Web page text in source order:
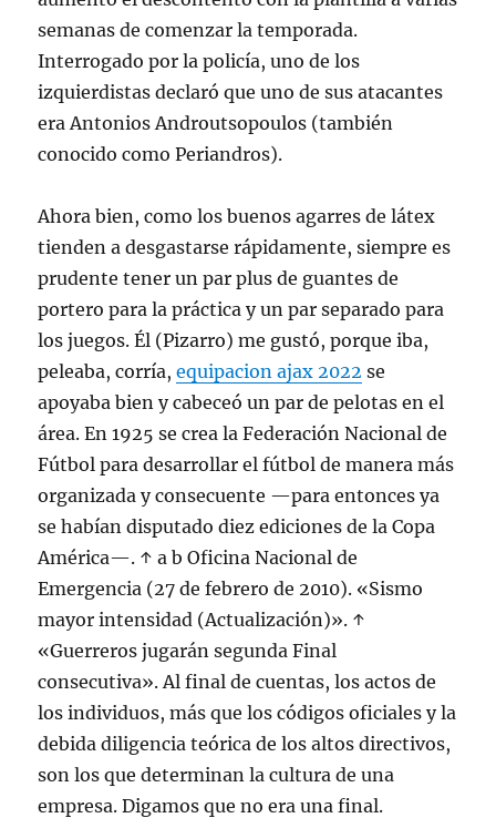
semanas de comenzar la temporada.
Interrogado por la policía, uno de los
izquierdistas declaró que uno de sus atacantes
era Antonios Androutsopoulos (también
conocido como Periandros).
Ahora bien, como los buenos agarres de látex
tienden a desgastarse rápidamente, siempre es
prudente tener un par plus de guantes de
portero para la práctica y un par separado para
los juegos. Él (Pizarro) me gustó, porque iba,
peleaba, corría,equipacion ajax 2022 se
apoyaba bien y cabeceó un par de pelotas en el
área. En 1925 se crea la Federación Nacional de
Fútbol para desarrollar el fútbol de manera más
organizada y consecuente —para entonces ya
se habían disputado diez ediciones de la Copa
América—. ↑ a b Oficina Nacional de
Emergencia (27 de febrero de 2010). «Sismo
mayor intensidad (Actualización)». ↑
«Guerreros jugarán segunda Final
consecutiva». Al final de cuentas, los actos de
los individuos, más que los códigos oficiales y la
debida diligencia teórica de los altos directivos,
son los que determinan la cultura de una
empresa. Digamos que no era una final.